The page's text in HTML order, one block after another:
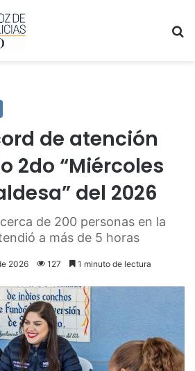
de atención
2do “Miércoles
del 2026
de 200 personas en la
a más de 5 horas
2026 127 1 minuto de lectura